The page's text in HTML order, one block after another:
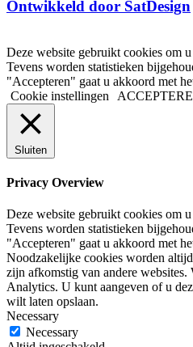
Ontwikkeld door SatDesign
Deze website gebruikt cookies om
Tevens worden statistieken
"Accepteren" gaat u akkoord met
Cookie instellingen
Sluiten
Privacy Overview
Deze website gebruikt cookies om
Tevens worden statistieken
"Accepteren" gaat u akkoord met
Noodzakelijke cookies worden
zijn afkomstig van andere
Analytics. U kunt aangeven of u
wilt laten opslaan.
Necessary
Necessary